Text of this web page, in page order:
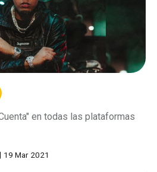
en todas las plataformas
19 Mar 2021